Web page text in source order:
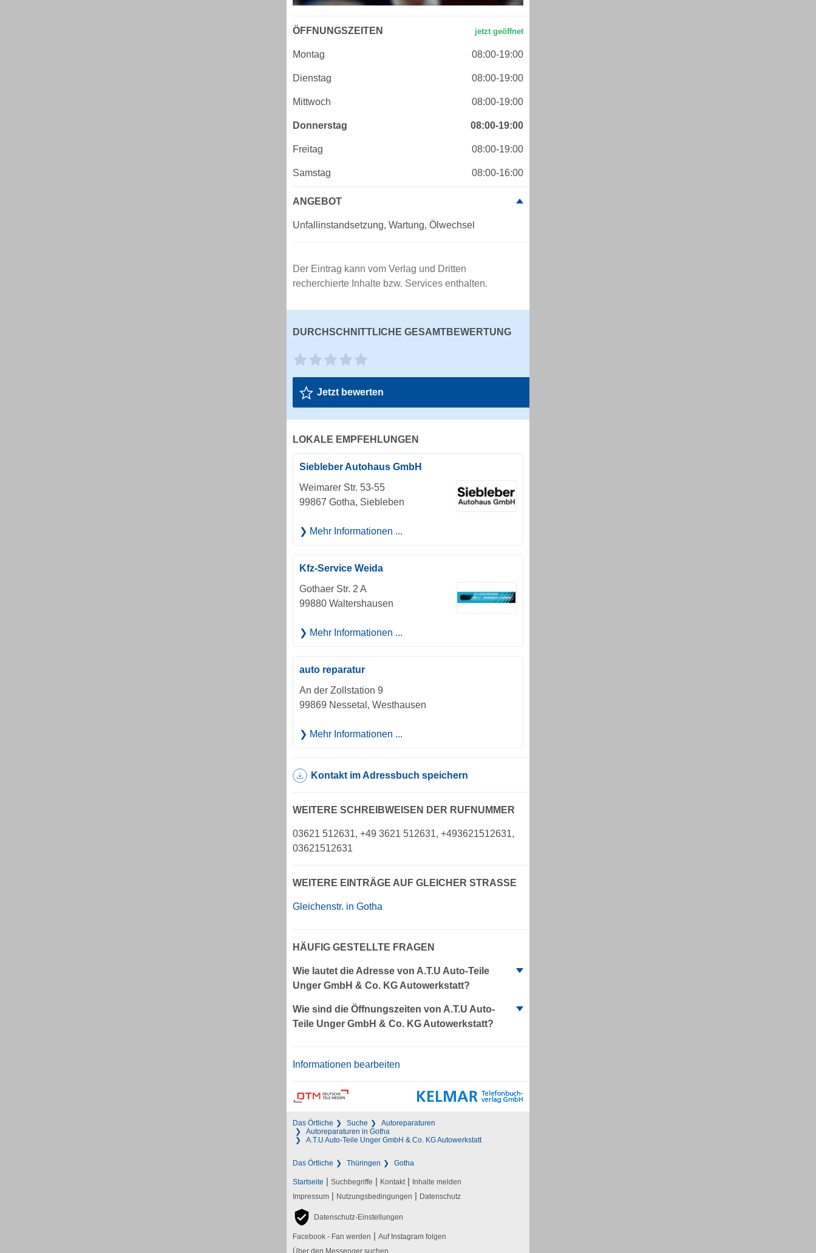
ÖFFNUNGSZEITEN
Montag 08:00-19:00
Dienstag 08:00-19:00
Mittwoch 08:00-19:00
Donnerstag 08:00-19:00
Freitag 08:00-19:00
Samstag 08:00-16:00
ANGEBOT
Unfallinstandsetzung, Wartung, Ölwechsel
Der Eintrag kann vom Verlag und Dritten
recherchierte Inhalte bzw. Services enthalten.
DURCHSCHNITTLICHE GESAMTBEWERTUNG
Jetzt bewerten
LOKALE EMPFEHLUNGEN
Siebleber Autohaus GmbH
Weimarer Str. 53-55
99867 Gotha, Siebleben
Mehr Informationen ...
Kfz-Service Weida
Gothaer Str. 2 A
99880 Waltershausen
Mehr Informationen ...
auto reparatur
An der Zollstation 9
99869 Nessetal, Westhausen
Mehr Informationen ...
Kontakt im Adressbuch speichern
WEITERE SCHREIBWEISEN DER RUFNUMMER
03621 512631, +49 3621 512631, +493621512631,
03621512631
WEITERE EINTRÄGE AUF GLEICHER STRASSE
Gleichenstr. in Gotha
HÄUFIG GESTELLTE FRAGEN
Wie lautet die Adresse von A.T.U Auto-Teile
Unger GmbH & Co. KG Autowerkstatt?
Wie sind die Öffnungszeiten von A.T.U Auto-
Teile Unger GmbH & Co. KG Autowerkstatt?
Informationen bearbeiten
Das Örtliche Suche
Autoreparaturen
Autoreparaturen in Gotha
A.T.U Auto-Teile Unger GmbH & Co. KG Autowerkstatt
Das Örtliche Thüringen Gotha
Startseite | Suchbegriffe | Kontakt | Inhalte melden
Impressum | Nutzungsbedingungen | Datenschutz
Datenschutz-Einstellungen
Facebook - Fan werden | Auf Instagram folgen
Über den Messenger suchen